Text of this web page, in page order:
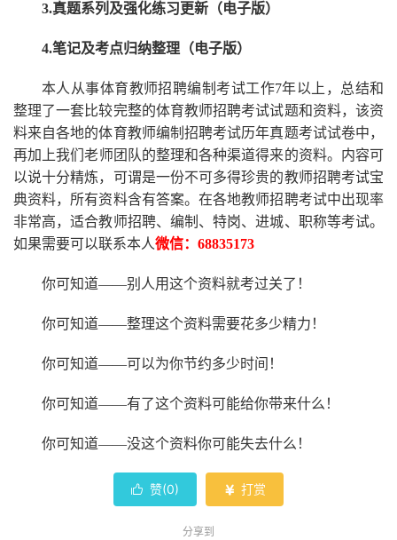
3.真题系列及强化练习更新（电子版）
4.笔记及考点归纳整理（电子版）
本人从事体育教师招聘编制考试工作7年以上，总结和
整理了一套比较完整的体育教师招聘考试试题和资料，该资
料来自各地的体育教师编制招聘考试历年真题考试试卷中，
再加上我们老师 团队的整理和各种渠道得来的资料。内容可
以说十分精炼，可谓是一份不可多得珍贵的教师招聘考试宝
典资料，所有资料含有答案。在各地教师招聘考试中出现率
非常高，适合教师招聘、编制、特岗、进城、职称等考试。
如果需要可以联系本人微信： 68835173
你可知道——别人用这个资料就考过关了！
你可知道——整理这个资料需要花多少精力 ！
你可知道——可以为你节约多少时间！
你可知道——有了这个资料可能给你带来什么！
你可知道——没这个资料你可能失去什么 ！
 赞(0)  打赏
分享到